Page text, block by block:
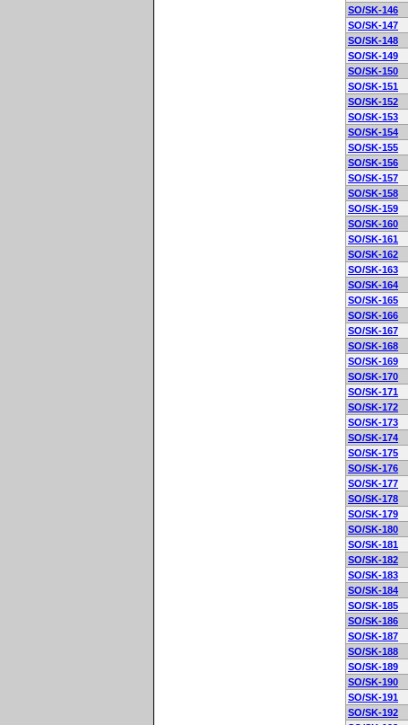
SO/SK-146
SO/SK-147
SO/SK-148
SO/SK-149
SO/SK-150
SO/SK-151
SO/SK-152
SO/SK-153
SO/SK-154
SO/SK-155
SO/SK-156
SO/SK-157
SO/SK-158
SO/SK-159
SO/SK-160
SO/SK-161
SO/SK-162
SO/SK-163
SO/SK-164
SO/SK-165
SO/SK-166
SO/SK-167
SO/SK-168
SO/SK-169
SO/SK-170
SO/SK-171
SO/SK-172
SO/SK-173
SO/SK-174
SO/SK-175
SO/SK-176
SO/SK-177
SO/SK-178
SO/SK-179
SO/SK-180
SO/SK-181
SO/SK-182
SO/SK-183
SO/SK-184
SO/SK-185
SO/SK-186
SO/SK-187
SO/SK-188
SO/SK-189
SO/SK-190
SO/SK-191
SO/SK-192